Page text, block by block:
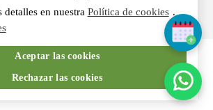
Voz Profesional y Nutrición en Madrid.
en nuestra Política de cookies .
Aceptar las cookies
Rechazar las cookies